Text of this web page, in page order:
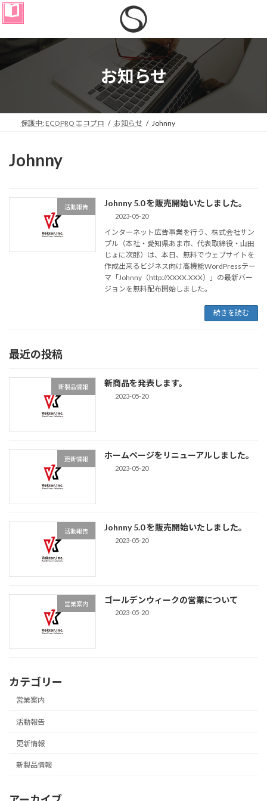
コ
ン
ン
へ
プ
ナ
ビ
ー
ョ
動
お知らせ
保護中: ECOPRO エコプロ お知らせ Johnny
Johnny
活動報告 Johnny 5.0 を販売開始いたしました。
2023-05-20
インターネット広告事業を行う、株式会社サン
プル（本社・愛知県あま市、代表取締役・山田
じょに次郎）は、本日、無料でウェブサイトを
作成出来るビジネス向け高機能WordPressテー
マ「Johnny（http://XXXX.XXX）」の最新バー
ジョンを無料配布開始しました。
続きを読む
最近の投稿
新製品情報 新商品を発表します。
2023-05-20
更新情報 ホームページをリニューアルしました。
2023-05-20
活動報告 Johnny 5.0 を販売開始いたしました。
2023-05-20
営業案内 ゴールデンウィークの営業について
2023-05-20
カテゴリー
営業案内
活動報告
更新情報
新製品情報